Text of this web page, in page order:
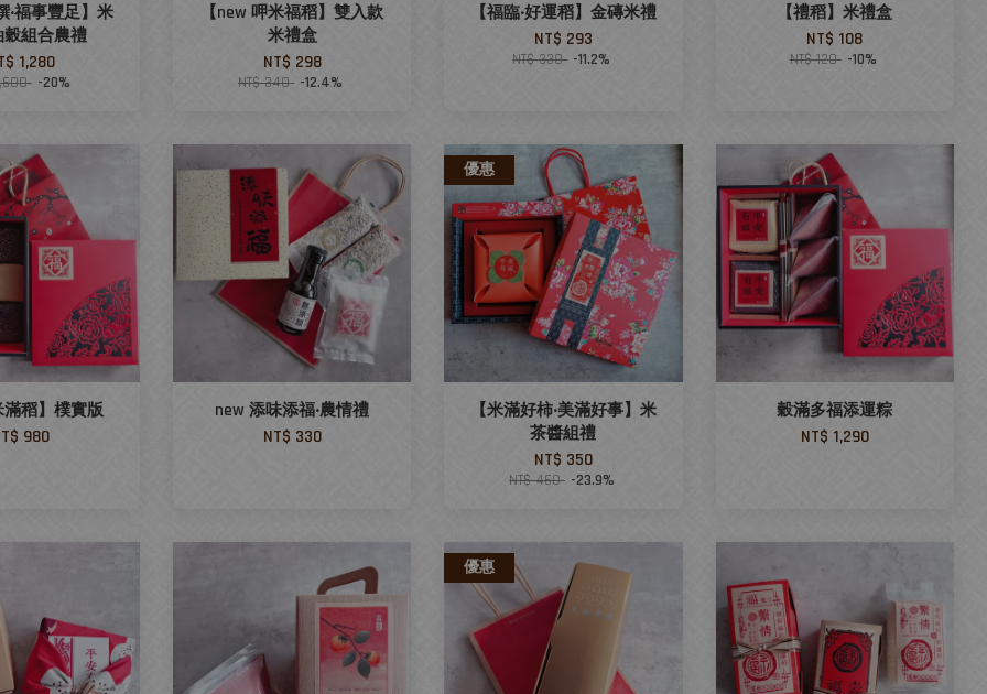
‧福事豐足】米
組合農禮
1,280
-20%
【new 呷米福稻】雙入款
米禮盒
NT$ 298
NT$ 340 -12.4%
【福臨‧好運稻】金磚米禮
NT$ 293
NT$ 330 -11.2%
【禮稻】米禮盒
NT$ 108
NT$ 120 -10%
稻】樸實版
980
new 添味添福‧農情禮
NT$ 330
優惠
【米滿好柿‧美滿好事】米
茶醬組禮
NT$ 350
NT$ 460 -23.9%
穀滿多福添運粽
NT$ 1,290
優惠